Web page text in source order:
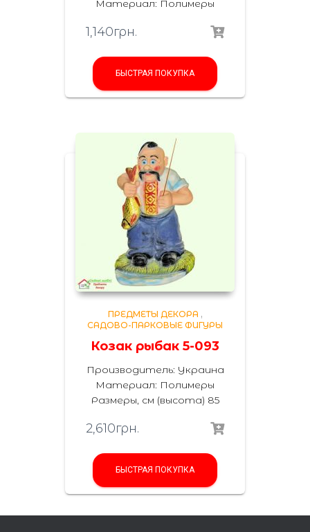
Материал: Полимеры
1,140грн.
БЫСТРАЯ ПОКУПКА
ПРЕДМЕТЫ ДЕКОРА ,
САДОВО-ПАРКОВЫЕ ФИГУРЫ
Козак рыбак 5-093
Производитель: Украина
Материал: Полимеры
Размеры, см (высота) 85
2,610грн.
БЫСТРАЯ ПОКУПКА